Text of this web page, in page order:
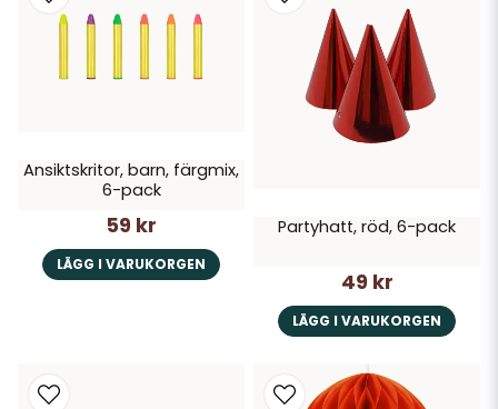
Ansiktskritor, barn, färgmix,
6-pack
59 kr
LÄGG I VARUKORGEN
Partyhatt, röd, 6-pack
49 kr
LÄGG I VARUKORGEN